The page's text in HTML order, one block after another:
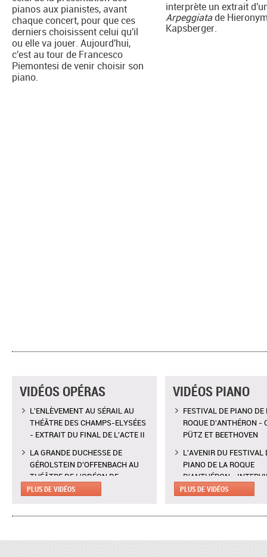
pianos aux pianistes, avant
chaque concert, pour que ces
derniers choisissent celui qu'il
ou elle va jouer. Aujourd'hui,
c'est au tour de Francesco
Piemontesi de venir choisir son
piano.
interprète un extrait
Arpeggiatade
Kapsberger.
VIDÉOS OPÉRAS
L'ENLÈVEMENT AU SÉRAIL AU
THÉÂTRE DES CHAMPS-ELYSÉES
- EXTRAIT DU FINAL DE L'ACTE II
LA GRANDE DUCHESSE DE
GÉROLSTEIN D'OFFENBACH AU
THÉÂTRE DE L'ODÉON DE
MARSEILLE - EXTRAIT DE "AH !
L'ENLÈVEMENT AU SÉRAIL AU
- INTERVIEW DE MANON
PLUS DE VIDÉOS
VIDÉOS PIANO
FESTIVAL DE PIANO DE
ROQUE D'ANTHÉRON -
PÜTZ ET BEETHOVEN
L'AVENIR DU FESTIVAL
PIANO DE LA ROQUE
D'ANTHÉRON -
CLAIRE DÉSERT, CO-
MARTINA MEOLA
BUNIATISHVILI AU
PLUS DE VIDÉOS